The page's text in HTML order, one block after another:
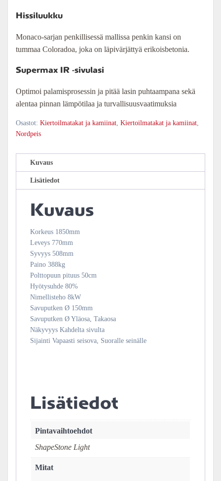
Hissiluukku
Monaco-sarjan penkillisessä mallissa penkin kansi on
tummaa Coloradoa, joka on läpivärjättyä erikoisbetonia.
Supermax IR -sivulasi
Optimoi palamisprosessin ja pitää lasin puhtaampana sekä
alentaa pinnan lämpötilaa ja turvallisuusvaatimuksia
Osastot: Kiertoilmatakat ja kamiinat, Kiertoilmatakat ja kamiinat,
Nordpeis
Kuvaus
Lisätiedot
Kuvaus
Korkeus 1850mm
Leveys 770mm
Syvyys 508mm
Paino 388kg
Polttopuun pituus 50cm
Hyötysuhde 80%
Nimellisteho 8kW
Savuputken Ø 150mm
Savuputken Ø Yläosa, Takaosa
Näkyvyys Kahdelta sivulta
Sijainti Vapaasti seisova, Suoralle seinälle
Lisätiedot
Pintavaihtoehdot
ShapeStone Light
Mitat